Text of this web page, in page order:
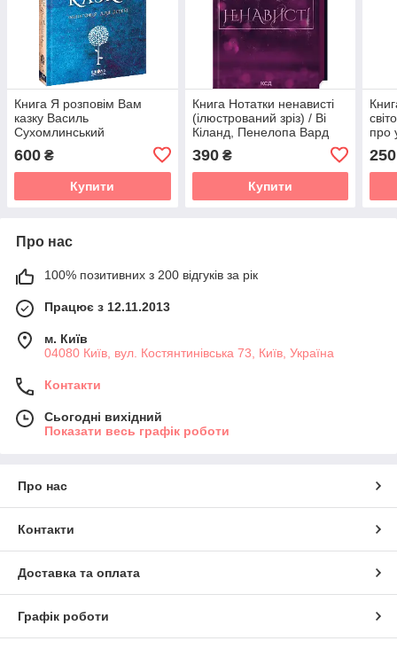
Книга Я розповім Вам
казку Василь
Сухомлинський
600 ₴
Купити
Книга Нотатки ненависті
(ілюстрований зріз) / Ві
Кіланд, Пенелопа Вард
390₴
Купити
про
250
Про нас
100% позитивних з 200 відгуків за рік
Працює з 12.11.2013
м. Київ
04080 Київ, вул. Костянтинівська 73, Київ, Україна
Контакти
Сьогодні вихідний
Показати весь графік роботи
Про нас
Контакти
Доставка та оплата
Графік роботи